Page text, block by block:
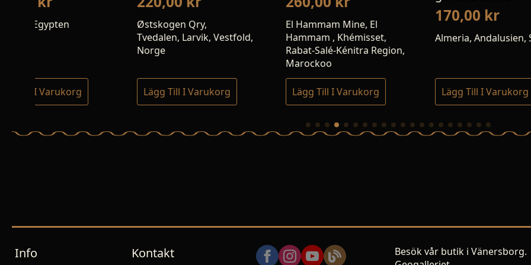
Østskogen Qry,
Tvedalen, Larvik, Vestfold,
Lägg Till I Varukorg
El Hammam Mine, El
Hammam , Khémisset,
Rabat-Salé-Kénitra Region,
Lägg Till I Varukorg
Almeria, Andalusien, Spanien
Lägg Till I Varukorg
190,00
Jalgaon,
Lägg Till
Info Kontakt
Besök vår butik i Vänersborg.